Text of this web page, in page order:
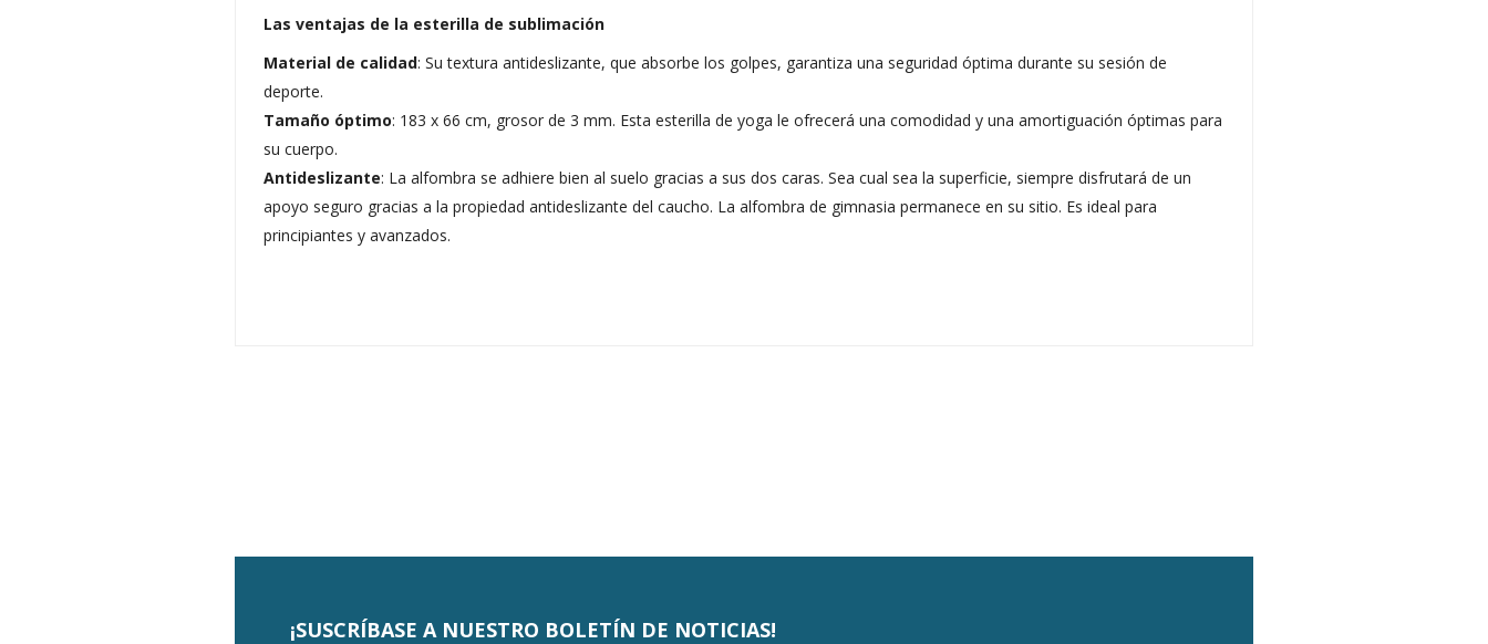
Las ventajas de la esterilla de sublimación
Material de calidad: Su textura antideslizante, que absorbe los golpes, garantiza una seguridad óptima durante su sesión de
deporte.
Tamaño óptimo: 183 x 66 cm, grosor de 3 mm. Esta esterilla de yoga le ofrecerá una comodidad y una amortiguación óptimas para
su cuerpo.
Antideslizante: La alfombra se adhiere bien al suelo gracias a sus dos caras. Sea cual sea la superficie, siempre disfrutará de un
apoyo seguro gracias a la propiedad antideslizante del caucho. La alfombra de gimnasia permanece en su sitio. Es ideal para
principiantes y avanzados.
¡SUSCRÍBASE A NUESTRO BOLETÍN DE NOTICIAS!